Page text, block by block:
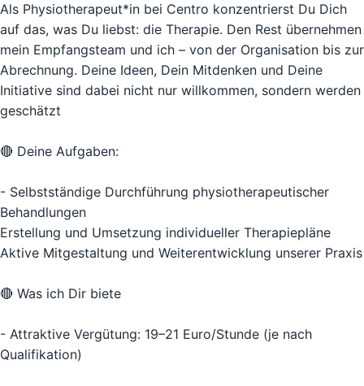
Als Physiotherapeut*in bei Centro konzentrierst Du Dich
auf das, was Du liebst: die Therapie. Den Rest übernehmen
mein Empfangsteam und ich – von der Organisation bis zur
Abrechnung. Deine Ideen, Dein Mitdenken und Deine
Initiative sind dabei nicht nur willkommen, sondern werden
geschätzt
🔴 Deine Aufgaben:
- Selbstständige Durchführung physiotherapeutischer
Behandlungen
Erstellung und Umsetzung individueller Therapiepläne
Aktive Mitgestaltung und Weiterentwicklung unserer Praxis
🔴 Was ich Dir biete
- Attraktive Vergütung: 19–21 Euro/Stunde (je nach
Qualifikation)